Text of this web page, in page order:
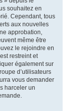
souhaitez en
Cependant, tous
aux nouvelles
approbation,
même être
le rejoindre en
restreint et
également sur
d’utilisateurs
vous demander
harceler un